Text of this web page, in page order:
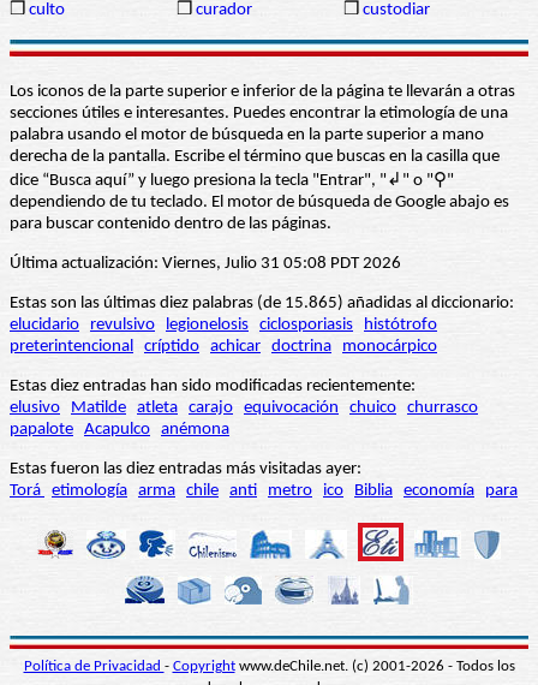
❒ culto ❒ curador ❒ custodiar
Los iconos de la parte superior e inferior de la página te llevarán a otras
secciones útiles e interesantes. Puedes encontrar la etimología de una
palabra usando el motor de búsqueda en la parte superior a mano
derecha de la pantalla. Escribe el término que buscas en la casilla que
dice “Busca aquí” y luego presiona la tecla "Entrar", "↲" o "⚲"
dependiendo de tu teclado. El motor de búsqueda de Google abajo es
para buscar contenido dentro de las páginas.
Última actualización: Viernes, Julio 31 05:08 PDT 2026
Estas son las últimas diez palabras (de 15.865) añadidas al diccionario:
elucidario
revulsivo legionelosis ciclosporiasis
histótrofo
preterintencional críptido achicar doctrina monocárpico
Estas diez entradas han sido modificadas recientemente:
elusivo
Matilde atleta carajo equivocación chuico churrasco
papalote Acapulco anémona
Estas fueron las diez entradas más visitadas ayer:
Torá etimología arma chile anti metro ico Biblia economía para
Política de Privacidad - Copyrightwww.deChile.net. (c) 2001-2026 - Todos los